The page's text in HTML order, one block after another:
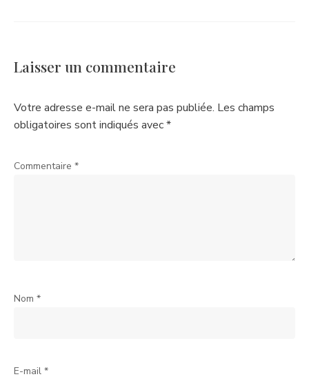
Laisser un commentaire
Votre adresse e-mail ne sera pas publiée. Les champs
obligatoires sont indiqués avec*
Commentaire *
Nom *
E-mail *